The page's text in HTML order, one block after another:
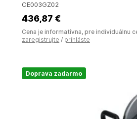
CE003GZ02
436,87 €
Cena je informatívna, pre individuálnu
zaregistrujte / prihláste
Doprava zadarmo